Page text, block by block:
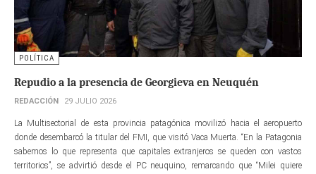
POLÍTICA
Repudio a la presencia de Georgieva en Neuquén
REDACCIÓN 29 JULIO 2026
La Multisectorial de esta provincia patagónica movilizó hacia el aeropuerto
donde desembarcó la titular del FMI, que visitó Vaca Muerta. “En la Patagonia
sabemos lo que representa que capitales extranjeros se queden con vastos
territorios”, se advirtió desde el PC neuquino, remarcando que “Milei quiere